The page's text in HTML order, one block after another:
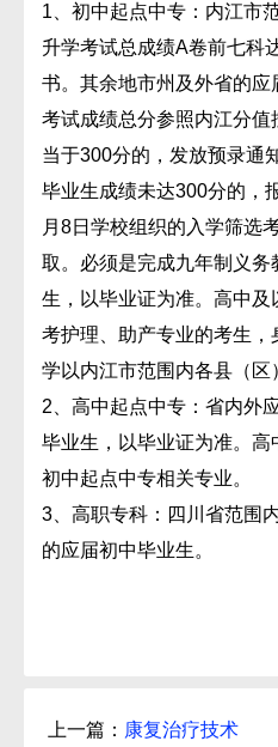
1、初中起点中专：内江市
升学考试总成绩A卷前七科
书。其余地市州及外省的
考试成绩总分参照内江分
当于300分的，发放预录通
毕业生成绩未达300分的，
月8日学校组织的入学筛选
取。必须是完成九年制义
生，以毕业证为准。高中
考护理、助产专业的考生
学以内江市范围内各县（区
2、高中起点中专：省内外
毕业生，以毕业证为准。
初中起点中专相关专业。
3、高职专科：四川省范围
的应届初中毕业生。
上一篇： 康复治疗技术